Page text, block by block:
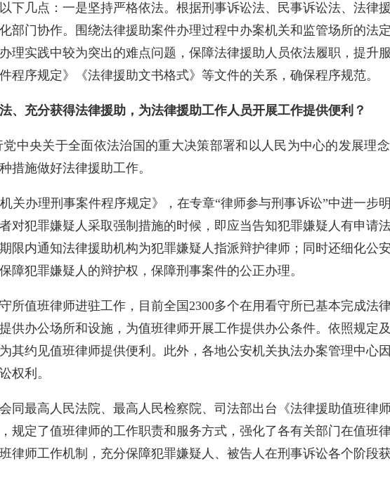
下几点：一是坚持严格依法。根据刑事诉讼法、民事诉讼法、法律
部门协作。围绕法律援助案件办理过程中办案机关和监管场所的法
理实践中较为突出的难点问题，保障法律援助人员依法履职，提升
序规定》《法律援助文书格式》等文件的关系，确保程序规范。
、充分获得法律援助，为法律援助工作人员开展工作提供便利？
中央关于全面依法治国的重大决策部署和以人民为中心的发展理
措施做好法律援助工作。
关办理刑事案件程序规定》，在专章“律师参与刑事诉讼”中进一步
对犯罪嫌疑人采取强制措施的时候，即应当告知犯罪嫌疑人有申请
限内通知法律援助机构为犯罪嫌疑人指派辩护律师；同时还细化公
犯罪嫌疑人的辩护权，保障刑事案件的公正办理。
所值班律师进驻工作，目前全国2300多个在用看守所已基本完成法
供办公场所和设施，为值班律师开展工作提供办公条件。依照规定
其约见值班律师提供便利。此外，各地公安机关执法办案管理中心
权利。
同最高人民法院、最高人民检察院、司法部出台《法律援助值班律
规定了值班律师的工作职责和服务方式，强化了各有关部门在值班
律师工作机制，充分保障犯罪嫌疑人、被告人在刑事诉讼各个阶段